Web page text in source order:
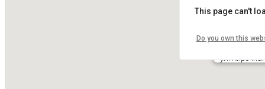
ул.
This page can't
Do you own this